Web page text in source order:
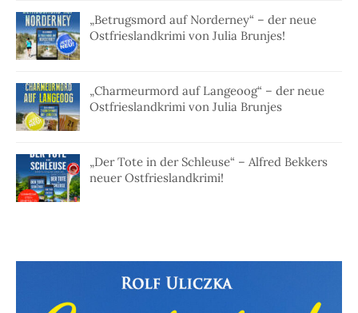
„Betrugsmord auf Norderney“ – der neue
Ostfrieslandkrimi von Julia Brunjes!
„Charmeurmord auf Langeoog“ – der neue
Ostfrieslandkrimi von Julia Brunjes
„Der Tote in der Schleuse“ – Alfred Bekkers
neuer Ostfrieslandkrimi!